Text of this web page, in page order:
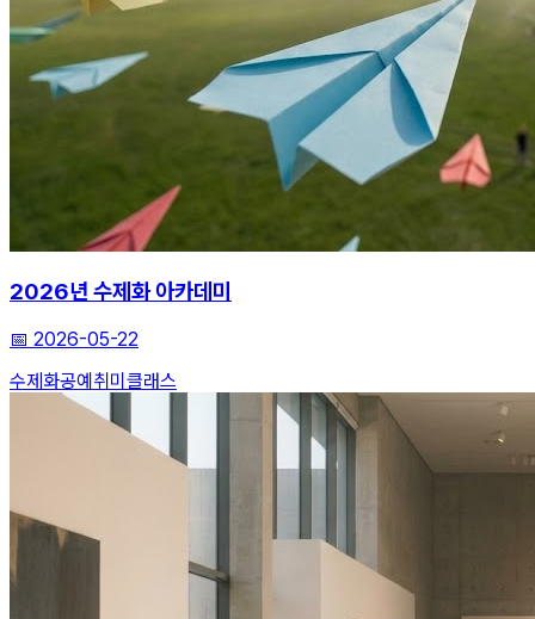
2026년 수제화 아카데미
📅 2026-05-22
수제화공예 취미클래스